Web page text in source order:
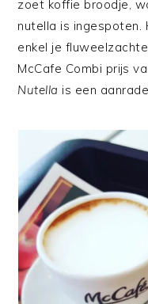
zoet koffie broodje,
nutella is ingespoten.
enkel je
McCafe Combi prijs
Nutella is een